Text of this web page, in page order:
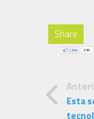
Share
Esta